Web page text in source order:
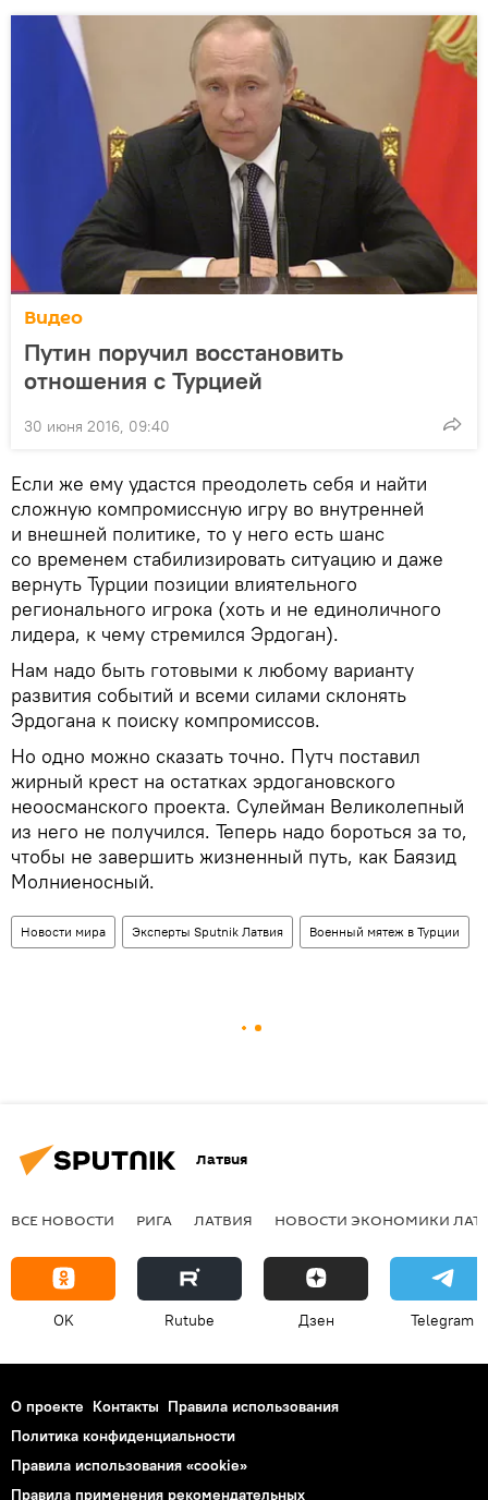
Видео
Путин поручил восстановить
отношения с Турцией
30 июня 2016, 09:40
Если же ему удастся преодолеть себя и найти
сложную компромиссную игру во внутренней
и внешней политике, то у него есть шанс
со временем стабилизировать ситуацию и даже
вернуть Турции позиции влиятельного
регионального игрока (хоть и не единоличного
лидера, к чему стремился Эрдоган).
Нам надо быть готовыми к любому варианту
развития событий и всеми силами склонять
Эрдогана к поиску компромиссов.
Но одно можно сказать точно. Путч поставил
жирный крест на остатках эрдогановского
неоосманского проекта. Сулейман Великолепный
из него не получился. Теперь надо бороться за то,
чтобы не завершить жизненный путь, как Баязид
Молниеносный.
Новости мира Эксперты Sputnik Латвия Военный мятеж в Турции
Латвия
ВСЕ НОВОСТИ РИГА ЛАТВИЯ НОВОСТИ ЭКОНОМИКИ
OK Rutube Дзен Telegram
О проекте Контакты Правила использования
Политика конфиденциальности
Правила использования «cookie»
Правила применения рекомендательных